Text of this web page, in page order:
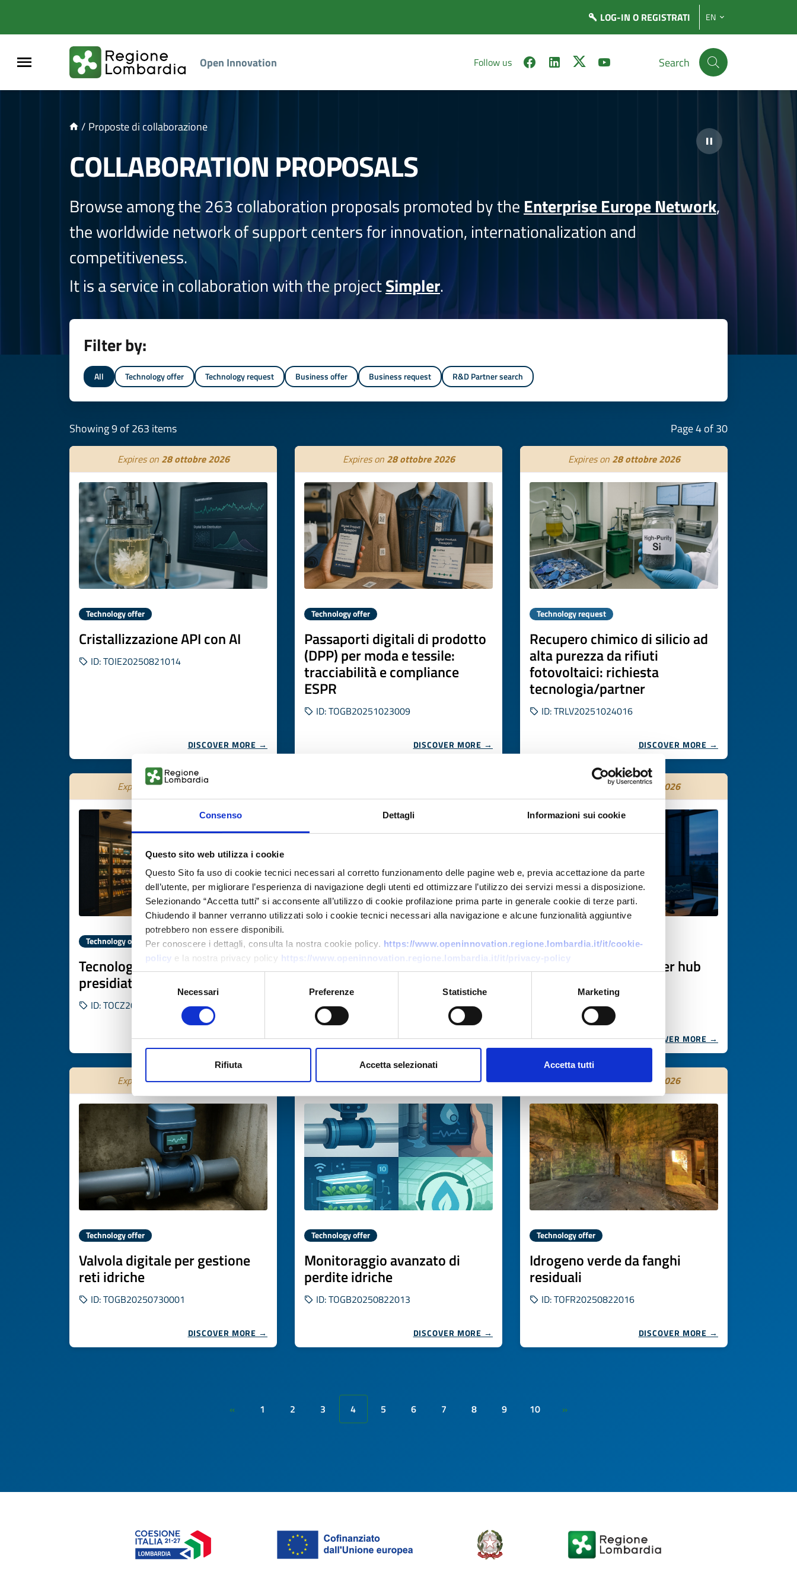
Consenso Dettagli Informazioni sui cookie
Questo sito web utilizza i cookie
Questo Sito fa uso di cookie tecnici necessari al corretto funzionamento delle pagine web e, previa accettazione da parte
dell’utente, per migliorare l’esperienza di navigazione degli utenti ed ottimizzare l’utilizzo dei servizi messi a disposizione.
Selezionando “Accetta tutti” si acconsente all’utilizzo di cookie profilazione prima parte in generale cookie di terze parti.
Chiudendo il banner verranno utilizzati solo i cookie tecnici necessari alla navigazione e alcune funzionalità aggiuntive
potrebbero non essere disponibili.
Per conoscere i dettagli, consulta la nostra cookie policy. https://www.openinnovation.regione.lombardia.it/it/cookie-
policy e la nostra privacy policy https://www.openinnovation.regione.lombardia.it/it/privacy-policy
Selezione
consenso
Necessari Preferenze Statistiche Marketing
Rifiuta Accetta selezionati Accetta tutti
LOG-IN O REGISTRATI EN
Open Innovation Follow us Search
/ Proposte di collaborazione
COLLABORATION PROPOSALS
Browse among the 263 collaboration proposals promoted by the Enterprise Europe Network,
the worldwide network of support centers for innovation, internationalization and
competitiveness.
It is a service in collaboration with the projectSimpler.
Filter by:
All Technology offer Technology request Business offer Business request R&D Partner search
Showing 9 of 263 items Page 4 of 30
Expires on 28 ottobre 2026
Technology offer
Cristallizzazione API con AI
ID: TOIE20250821014
DISCOVER MORE →
Expires on 28 ottobre 2026
Technology offer
Passaporti digitali di prodotto
(DPP) per moda e tessile:
tracciabilità e compliance
ESPR
ID: TOGB20251023009
DISCOVER MORE →
Expires on 28 ottobre 2026
Technology request
Recupero chimico di silicio ad
alta purezza da rifiuti
fotovoltaici: richiesta
tecnologia/partner
ID: TRLV20251024016
DISCOVER MORE →
Expires on29 ottobre 2026
Technology offer
Tecnologia per negozi non
presidiati h24
ID: TOCZ20250821003
DISCOVER MORE →
Technology offer
Nanomateriali per produzione
ID: TODE20250731010
DISCOVER MORE →
Expires on29 ottobre 2026
Technology offer
Piattaforma digitale per hub
ID: TOES20250805017
DISCOVER MORE →
Expires on29 ottobre 2026
Technology offer
Valvola digitale per gestione
reti idriche
ID: TOGB20250730001
DISCOVER MORE →
Expires on31 ottobre 2026
Technology offer
Monitoraggio avanzato di
perdite idriche
ID: TOGB20250822013
DISCOVER MORE →
Expires on31 ottobre 2026
Technology offer
Idrogeno verde da fanghi
residuali
ID: TOFR20250822016
DISCOVER MORE →
« 1 2 3 4 5 6 7 8 9 10 »